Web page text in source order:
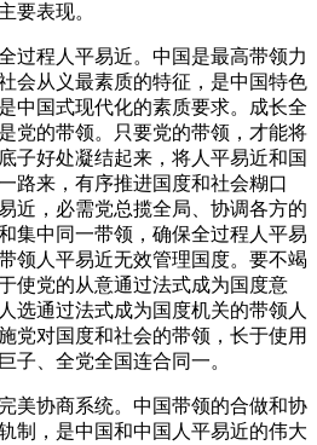
要表现。
程人平易近。中国是最高带领力
会从义最素质的特征，是中国特色
中国式现代化的素质要求。成长全
党的带领。只要党的带领，才能将
子好处凝结起来，将人平易近和国
路来，有序推进国度和社会糊口
近，必需党总揽全局、协调各方的
集中同一带领，确保全过程人平易
领人平易近无效管理国度。要不竭
使党的从意通过法式成为国度意
选通过法式成为国度机关的带领人
党对国度和社会的带领，长于使用
子、全党全国连合同一。
协商系统。中国带领的合做和协
制，是中国和中国人平易近的伟大